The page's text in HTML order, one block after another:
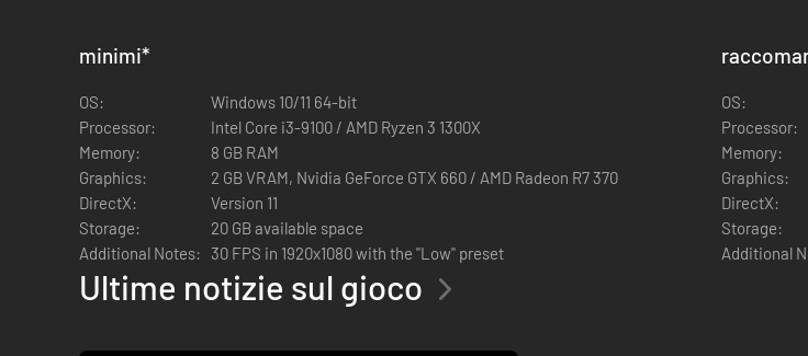
minimi*
OS:
Windows 10/11 64-bit
Processor:
Intel Core i3-9100 / AMD Ryzen 3 1300X
Memory:
8 GB RAM
Graphics:
2 GB VRAM, Nvidia GeForce GTX 660 / AMD Radeon R7 370
DirectX:
Version 11
Storage:
20 GB available space
Additional Notes:
30 FPS in 1920x1080 with the "Low" preset
OS:
Processor:
Memory:
Graphics:
DirectX:
Storage:
Additional
Ultime notizie sul gioco